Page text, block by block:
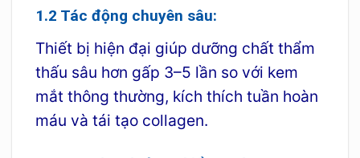
1.2 Tác động chuyên sâu:
Thiết bị hiện đại giúp dưỡng chất thẩm
thấu sâu hơn gấp 3–5 lần so với kem
mắt thông thường, kích thích tuần hoàn
máu và tái tạo collagen.